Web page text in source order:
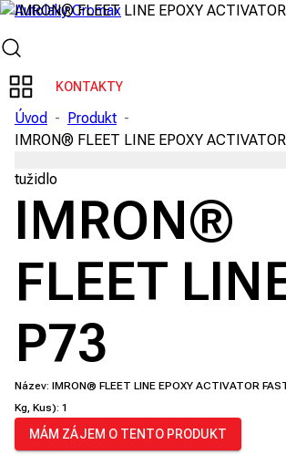
KONTAKTY
Úvod - Produkt -
IMRON® FLEET LINE EPOXY
tužidlo
IMRON®
FLEET
P73
Název: IMRON® FLEET LINE EPOXY ACTIVATOR
Kg, Kus): 1
MÁM ZÁJEM O TENTO PRODUKT